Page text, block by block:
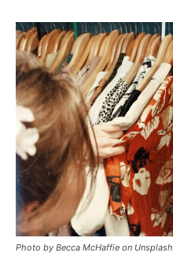
Photo by Becca McHaffie on Unsplash